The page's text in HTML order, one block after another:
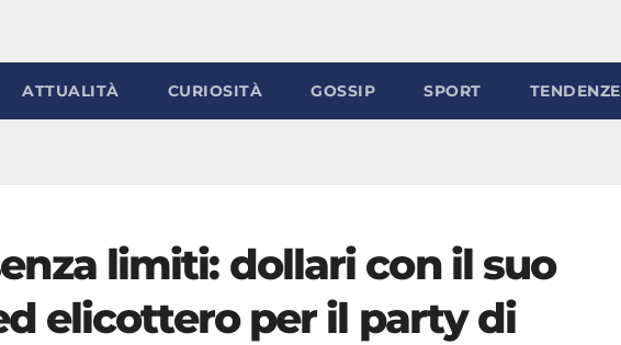
ATTUALITÀ CURIOSITÀ GOSSIP SPORT TENDENZE
limiti: dollari con il suo
elicottero per il party di